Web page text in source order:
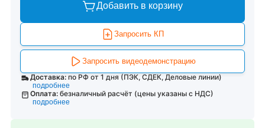
Добавить в корзину
Запросить КП
Запросить видеодемонстрацию
Доставка: по РФ от 1 дня (ПЭК, СДЕК, Деловые линии)
подробнее
Оплата: безналичный расчёт (цены указаны с НДС)
подробнее